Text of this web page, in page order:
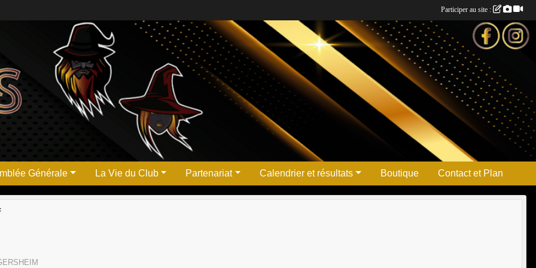
Générale La Vie du Club Partenariat Calendrier et résultats Boutique Contact et Plan
Participer au site :